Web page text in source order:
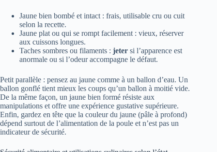
Jaune bien bombé et intact : frais, utilisable cru ou cuit
selon la recette.
Jaune plat ou qui se rompt facilement : vieux, réserver
aux cuissons longues.
Taches sombres ou filaments : jeter si l’apparence est
anormale ou si l’odeur accompagne le défaut.
Petit parallèle : pensez au jaune comme à un ballon d’eau. Un
ballon gonflé tient mieux les coups qu’un ballon à moitié vide.
De la même façon, un jaune bien formé résiste aux
manipulations et offre une expérience gustative supérieure.
Enfin, gardez en tête que la couleur du jaune (pâle à profond)
dépend surtout de l’alimentation de la poule et n’est pas un
indicateur de sécurité.